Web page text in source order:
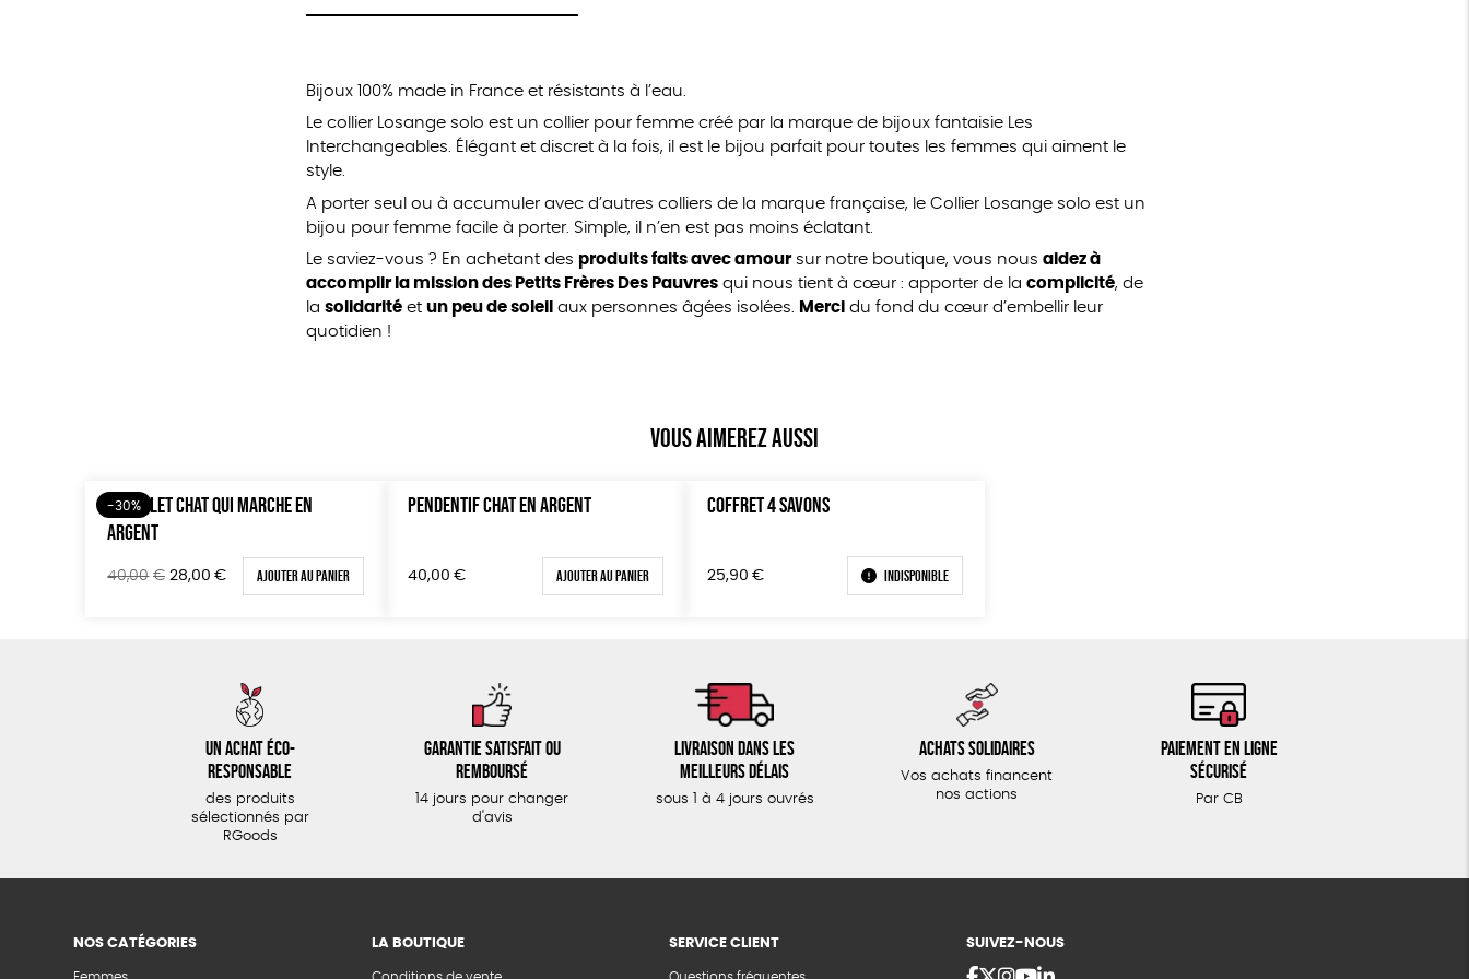
Bijoux 100% made in France et résistants à l’eau.
Le collier Losange solo est un collier pour femme créé par la marque de bijoux fantaisie Les
Interchangeables. Élégant et discret à la fois, il est le bijou parfait pour toutes les femmes qui aiment le
style.
A porter seul ou à accumuler avec d’autres colliers de la marque française, le Collier Losange solo est un
bijou pour femme facile à porter. Simple, il n’en est pas moins éclatant.
Le saviez-vous ? En achetant des produits faits avec amoursur notre boutique, vous nousaidez à
accomplir la mission des Petits Frères Des Pauvres qui nous tient à cœur : apporter de lacomplicité, de
lasolidarité etun peu de soleil aux personnes âgées isolées. Merci du fond du cœur d’embellir leur
quotidien !
Vous aimerez aussi
-30%
BRACELET CHAT QUI MARCHE EN
ARGENT
40,00 € Le
28,00 €Le
prix
Ajouter au panier
PENDENTIF CHAT EN ARGENT
40,00 € Ajouter au panier
COFFRET 4 SAVONS
25,90 € Indisponible
Un achat éco-
responsable
des produits
sélectionnés par
RGoods
Garantie satisfait ou
remboursé
14 jours pour changer
d'avis
Livraison dans les
meilleurs délais
sous 1 à 4 jours ouvrés
Achats solidaires
Vos achats financent
nos actions
Paiement en ligne
sécurisé
Par CB
NOS CATÉGORIES
Femmes
LA BOUTIQUE
Conditions de vente
SERVICE CLIENT
Questions fréquentes
SUIVEZ-NOUS